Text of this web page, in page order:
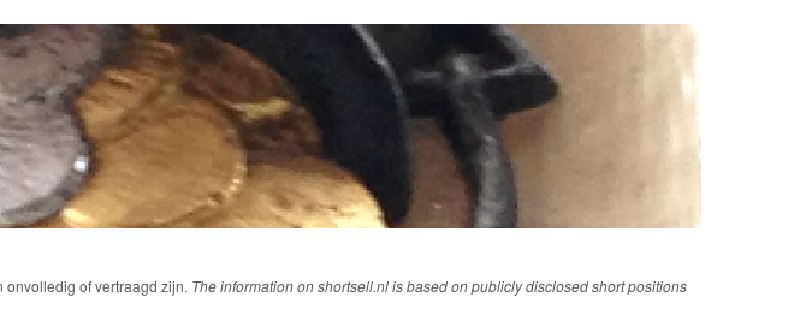
of vertraagd zijn. The information on shortsell.nl is based on publicly disclosed short positions